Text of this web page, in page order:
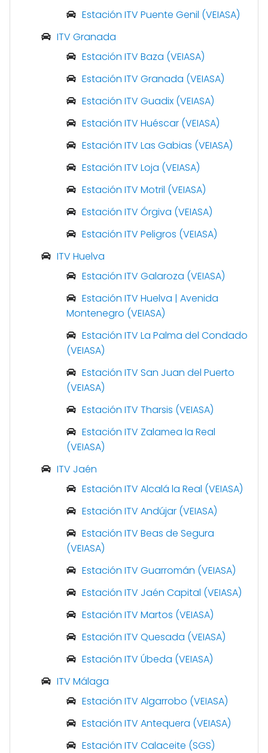
Estación ITV Puente Genil (VEIASA)
ITV Granada
Estación ITV Baza (VEIASA)
Estación ITV Granada (VEIASA)
Estación ITV Guadix (VEIASA)
Estación ITV Huéscar (VEIASA)
Estación ITV Las Gabias (VEIASA)
Estación ITV Loja (VEIASA)
Estación ITV Motril (VEIASA)
Estación ITV Órgiva (VEIASA)
Estación ITV Peligros (VEIASA)
ITV Huelva
Estación ITV Galaroza (VEIASA)
Estación ITV Huelva | Avenida
Montenegro (VEIASA)
Estación ITV La Palma del Condado
(VEIASA)
Estación ITV San Juan del Puerto
(VEIASA)
Estación ITV Tharsis (VEIASA)
Estación ITV Zalamea la Real
(VEIASA)
ITV Jaén
Estación ITV Alcalá la Real (VEIASA)
Estación ITV Andújar (VEIASA)
Estación ITV Beas de Segura
(VEIASA)
Estación ITV Guarromán (VEIASA)
Estación ITV Jaén Capital (VEIASA)
Estación ITV Martos (VEIASA)
Estación ITV Quesada (VEIASA)
Estación ITV Úbeda (VEIASA)
ITV Málaga
Estación ITV Algarrobo (VEIASA)
Estación ITV Antequera (VEIASA)
Estación ITV Calaceite (SGS)